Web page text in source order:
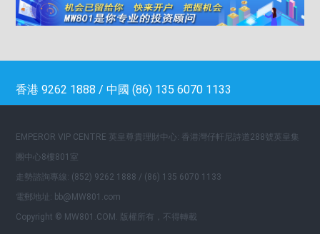
香港 9262 1888 / 中國 (86) 135 6070 1133
EMPEROR VIP CENTRE 英皇尊貴理財中心: 香港灣仔軒尼詩道288號英皇集
團中心8樓801室
走勢諮詢專線: (852) 9262 1888 / (86) 135 6070 1133
電郵地址: bb@MW801.com
Copyright © MW801.COM. 版權所有，不得轉載